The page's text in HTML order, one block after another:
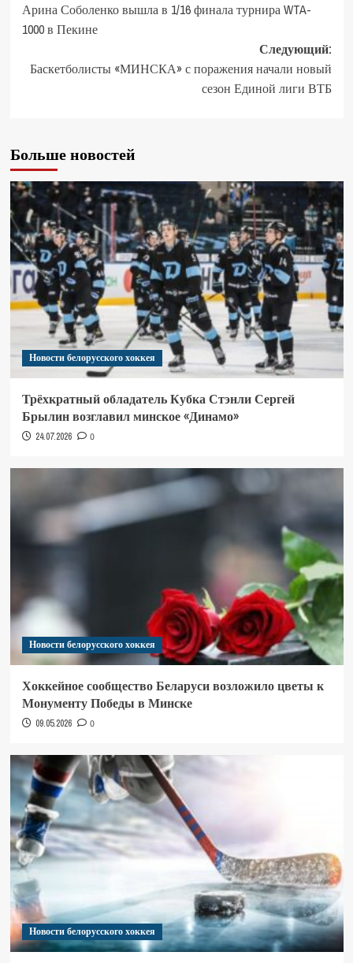
Арина Соболенко вышла в 1/16 финала турнира WTA-
1000 в Пекине
Следующий:
Баскетболисты «МИНСКА» с поражения начали новый
сезон Единой лиги ВТБ
Больше новостей
Новости белорусского хоккея
Трёхкратный обладатель Кубка Стэнли Сергей
Брылин возглавил минское «Динамо»
24.07.2026 0
Новости белорусского хоккея
Хоккейное сообщество Беларуси возложило цветы к
Монументу Победы в Минске
09.05.2026 0
Новости белорусского хоккея